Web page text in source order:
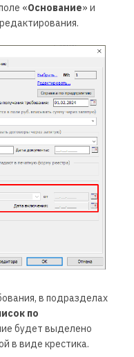
«Основание» и
в подразделах
по
будет выделено
в виде крестика.